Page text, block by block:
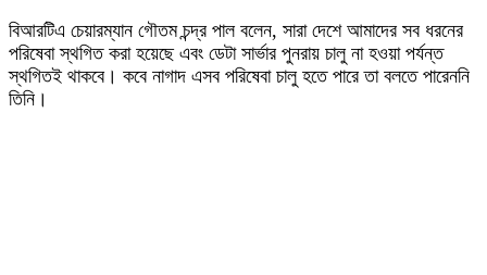
বিআরটিএ চেয়ারম্যান গৌতম চন্দ্র পাল বলেন, সারা দেশে আমাদের সব ধরনের
পরিষেবা স্থগিত করা হয়েছে এবং ডেটা সার্ভার পুনরায় চালু না হওয়া পর্যন্ত
স্থগিতই থাকবে। কবে নাগাদ এসব পরিষেবা চালু হতে পারে তা বলতে পারেননি
তিনি।